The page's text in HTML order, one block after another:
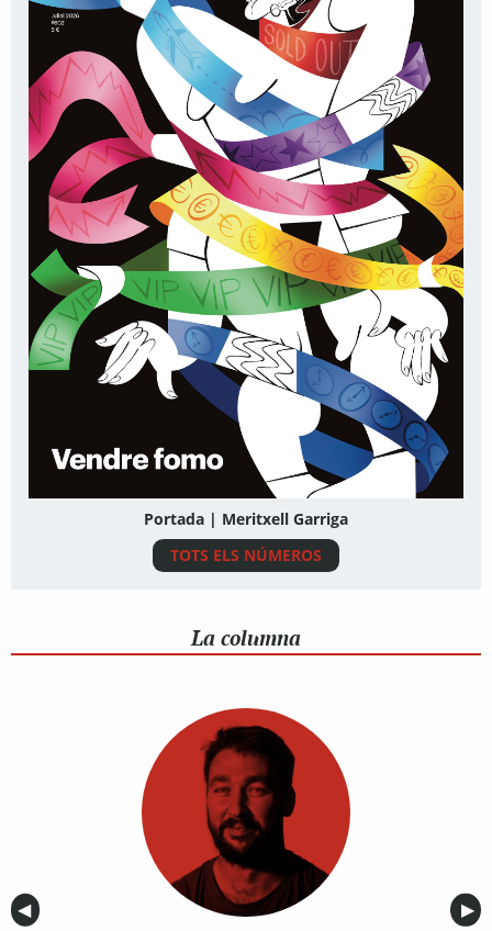
Portada | Meritxell Garriga
TOTS ELS NÚMEROS
La columna
Anterior
◀︎ ▶︎